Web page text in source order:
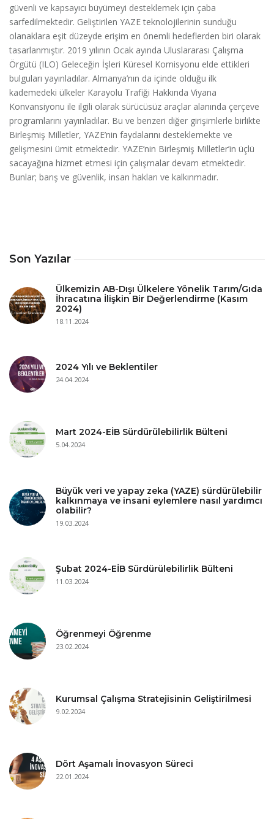
Son Yazılar
Ülkemizin AB-Dışı Ülkelere Yönelik Tarım/Gıda
İhracatına İlişkin Bir Değerlendirme (Kasım
2024)
18.11.2024
2024 Yılı ve Beklentiler
24.04.2024
Mart 2024-EİB Sürdürülebilirlik Bülteni
5.04.2024
Büyük veri ve yapay zeka (YAZE) sürdürülebilir
kalkınmaya ve insani eylemlere nasıl yardımcı
olabilir?
19.03.2024
Şubat 2024-EİB Sürdürülebilirlik Bülteni
11.03.2024
Öğrenmeyi Öğrenme
23.02.2024
Kurumsal Çalışma Stratejisinin Geliştirilmesi
9.02.2024
Dört Aşamalı İnovasyon Süreci
22.01.2024
güvenli ve kapsayıcı büyümeyi desteklemek için çaba
sarfedilmektedir. Geliştirilen YAZE teknolojilerinin sunduğu
olanaklara eşit düzeyde erişim en önemli hedeflerden biri olarak
tasarlanmıştır. 2019 yılının Ocak ayında Uluslararası Çalışma
Örgütü (ILO) Geleceğin İşleri Küresel Komisyonu elde ettikleri
bulguları yayınladılar. Almanya’nın da içinde olduğu ilk
kademedeki ülkeler Karayolu Trafiği Hakkında Viyana
Konvansiyonu ile ilgili olarak sürücüsüz araçlar alanında çerçeve
programlarını yayınladılar. Bu ve benzeri diğer girişimlerle birlikte
Birleşmiş Milletler, YAZE’nin faydalarını desteklemekte ve
gelişmesini ümit etmektedir. YAZE’nin Birleşmiş Milletler’in üçlü
sacayağına hizmet etmesi için çalışmalar devam etmektedir.
Bunlar; barış ve güvenlik, insan hakları ve kalkınmadır.